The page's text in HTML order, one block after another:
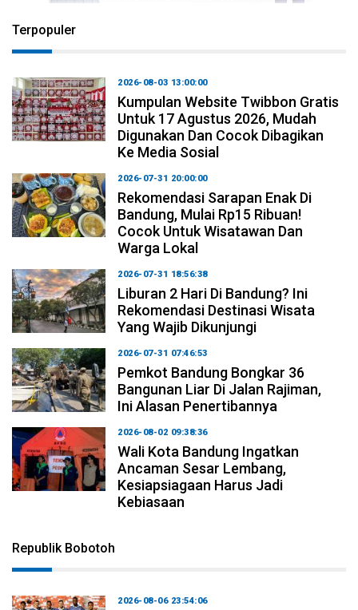
Terpopuler
2026-08-03 13:00:00
Kumpulan Website Twibbon Gratis
Untuk 17 Agustus 2026, Mudah
Digunakan Dan Cocok Dibagikan
Ke Media Sosial
2026-07-31 20:00:00
Rekomendasi Sarapan Enak Di
Bandung, Mulai Rp15 Ribuan!
Cocok Untuk Wisatawan Dan
Warga Lokal
2026-07-31 18:56:38
Liburan 2 Hari Di Bandung? Ini
Rekomendasi Destinasi Wisata
Yang Wajib Dikunjungi
2026-07-31 07:46:53
Pemkot Bandung Bongkar 36
Bangunan Liar Di Jalan Rajiman,
Ini Alasan Penertibannya
2026-08-02 09:38:36
Wali Kota Bandung Ingatkan
Ancaman Sesar Lembang,
Kesiapsiagaan Harus Jadi
Kebiasaan
Republik Bobotoh
2026-08-06 23:54:06